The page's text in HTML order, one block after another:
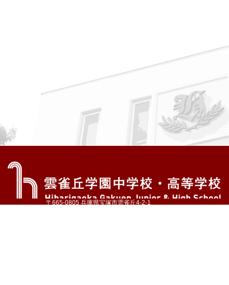
〒665-0805 兵庫県宝塚市雲雀丘4-2-1